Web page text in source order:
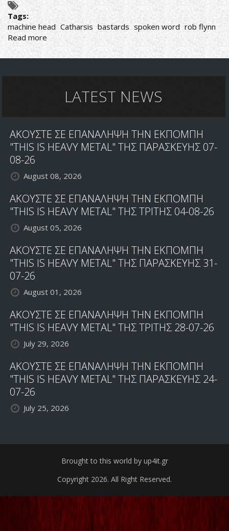
Tags:
machine head Catharsis bastards spoken word rob flynn
Read more about
MACHINE
HEAD:
ΤΡΑΓΟΥΔΙ
ΜΟΡΦΗ
ΠΟΙΗΤΙΚΗΣ
LATEST NEWS
ΑΚΟΥΣΤΕ ΣΕ ΕΠΑΝΑΛΗΨΗ ΤΗΝ ΕΚΠΟΜΠΗ
"THIS IS HEAVY METAL" ΤΗΣ ΠΑΡΑΣΚΕΥΗΣ 07-
08-26
August 08, 2026
ΑΚΟΥΣΤΕ ΣΕ ΕΠΑΝΑΛΗΨΗ ΤΗΝ ΕΚΠΟΜΠΗ
"THIS IS HEAVY METAL" ΤΗΣ ΤΡΙΤΗΣ 04-08-26
August 05, 2026
ΑΚΟΥΣΤΕ ΣΕ ΕΠΑΝΑΛΗΨΗ ΤΗΝ ΕΚΠΟΜΠΗ
"THIS IS HEAVY METAL" ΤΗΣ ΠΑΡΑΣΚΕΥΗΣ 31-
07-26
August 01, 2026
ΑΚΟΥΣΤΕ ΣΕ ΕΠΑΝΑΛΗΨΗ ΤΗΝ ΕΚΠΟΜΠΗ
"THIS IS HEAVY METAL" ΤΗΣ ΤΡΙΤΗΣ 28-07-26
July 29, 2026
ΑΚΟΥΣΤΕ ΣΕ ΕΠΑΝΑΛΗΨΗ ΤΗΝ ΕΚΠΟΜΠΗ
"THIS IS HEAVY METAL" ΤΗΣ ΠΑΡΑΣΚΕΥΗΣ 24-
07-26
July 25, 2026
Brought to this world by up4it.gr
Copyright 2026. All Right Reserved.